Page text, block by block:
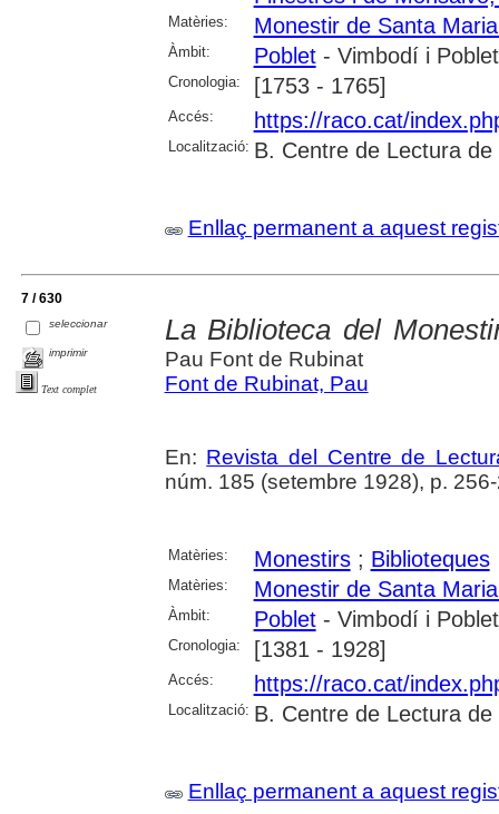
Matèries: Monestir de Santa
Àmbit: Poblet- Vimbodí i Poblet
Cronologia: [1753 - 1765]
Accés: https://raco.cat/
Localització: B. Centre de Lectura de
Enllaç permanent a aquest
7 / 630
seleccionar
imprimir
Text complet
La Biblioteca del
Pau Font de Rubinat
Font de Rubinat, Pau
En: Revista del Centre de
núm. 185 (setembre 1928), p.
Matèries: Monestirs; Biblioteques
Matèries: Monestir de Santa
Àmbit: Poblet- Vimbodí i Poblet
Cronologia: [1381 - 1928]
Accés: https://raco.cat/
Localització: B. Centre de Lectura de
Enllaç permanent a aquest